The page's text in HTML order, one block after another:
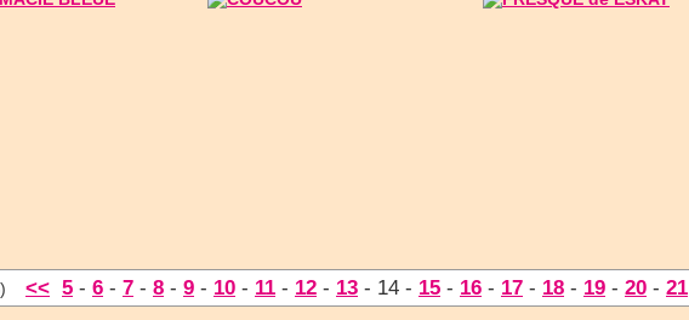
<< 5 - 6 - 7 - 8 - 9 - 10 - 11 - 12 - 13 - 14 - 15 - 16 - 17 - 18 - 19 - 20 - 21